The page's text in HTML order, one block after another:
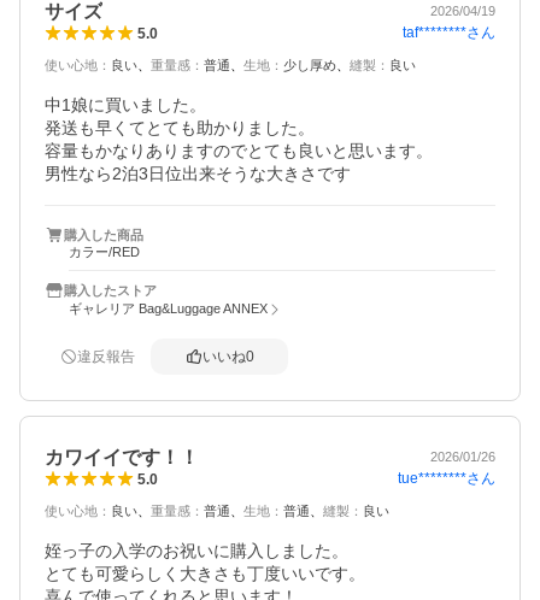
サイズ 2026/04/19
5.0 taf********さん
使い心地 ： 良い 重量感 ： 普通 生地 ： 少し厚め 縫製 ： 良い
中1娘に買いました。
発送も早くてとても助かりました。
容量もかなりありますのでとても良いと思います。
男性なら2泊3日位出来そうな大きさです
購入した商品
カラー/RED
購入したストア
ギャレリア Bag&Luggage ANNEX
違反報告 いいね0
カワイイです！！ 2026/01/26
5.0 tue********さん
使い心地 ： 良い 重量感 ： 普通 生地 ： 普通 縫製 ： 良い
姪っ子の入学のお祝いに購入しました。
とても可愛らしく大きさも丁度いいです。